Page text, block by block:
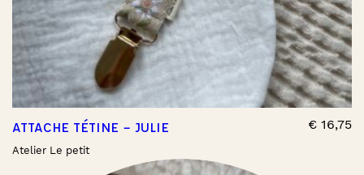
ATTACHE TÉTINE – JULIE
Atelier Le petit
€ 16,75